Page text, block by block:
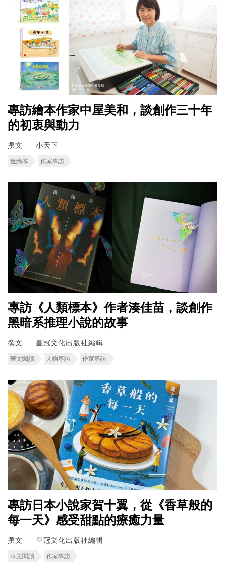
專訪繪本作家中屋美和，談創作三十年
的初衷與動力
撰文 小天下
迷繪本 作家專訪
專訪《人類標本》作者湊佳苗，談創作
黑暗系推理小說的故事
撰文 皇冠文化出版社編輯
華文閱讀 人物專訪 作家專訪
專訪日本小說家賀十翼，從《香草般的
每一天》感受甜點的療癒力量
撰文 皇冠文化出版社編輯
華文閱讀 作家專訪